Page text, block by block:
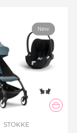
machine à 30°C
New
STOKKE